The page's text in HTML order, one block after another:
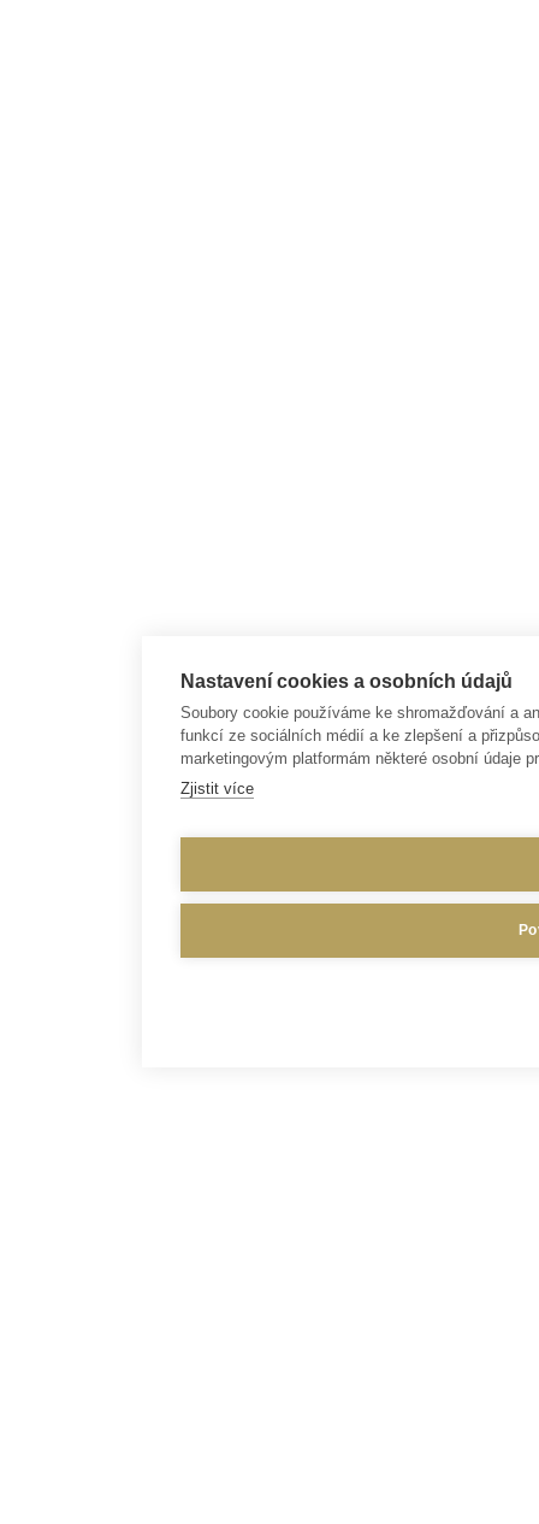
Nastavení cookies a osobních údajů
Soubory cookie používáme ke shromažďování a
funkcí ze sociálních médií a ke zlepšení a
marketingovým platformám některé osobní údaje
Zjistit více